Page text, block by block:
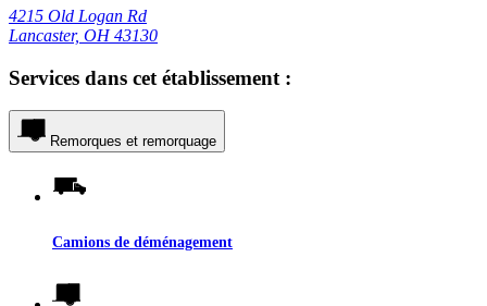
4215 Old Logan Rd
Lancaster, OH 43130
Services dans cet établissement :
Remorques et remorquage
Camions de déménagement